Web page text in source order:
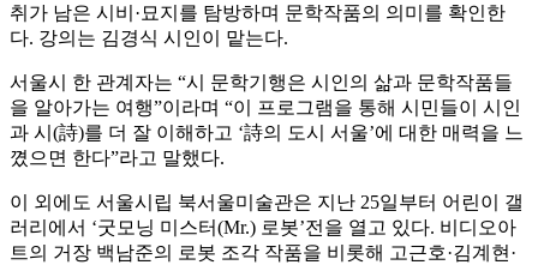
취가 남은 시비·묘지를 탐방하며 문학작품의 의미를 확인한
다. 강의는 김경식 시인이 맡는다.
서울시 한 관계자는 “시 문학기행은 시인의 삶과 문학작품들
을 알아가는 여행”이라며 “이 프로그램을 통해 시민들이 시인
과 시(詩)를 더 잘 이해하고 ‘詩의 도시 서울’에 대한 매력을 느
꼈으면 한다”라고 말했다.
이 외에도 서울시립 북서울미술관은 지난 25일부터 어린이 갤
러리에서 ‘굿모닝 미스터(Mr.) 로봇’전을 열고 있다. 비디오아
트의 거장 백남준의 로봇 조각 작품을 비롯해 고근호·김계현·